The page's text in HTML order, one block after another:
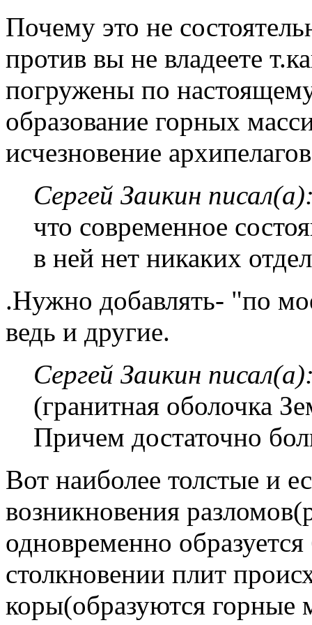
Почему это не
против вы не владеете
погружены по
образование горных
исчезновение
Сергей Заикин
что современное
в ней нет никаких
.Нужно добавлять- "по
ведь и другие.
Сергей Заикин
(гранитная оболочка
Причем достаточно
Вот наиболее толстые и
возникновения
одновременно
столкновении плит
коры(образуются горные